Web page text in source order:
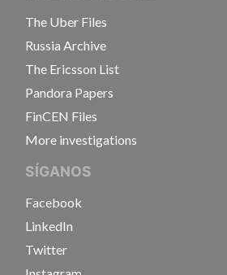
The Uber Files
Russia Archive
The Ericsson List
Pandora Papers
FinCEN Files
More investigations
SÍGANOS
Facebook
LinkedIn
Twitter